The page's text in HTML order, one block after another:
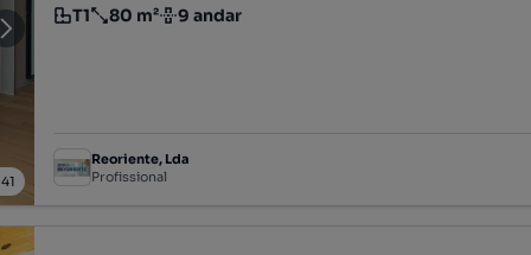
41
Tipologia
T1
Preço por metro quadrado
80 m²
Andar 9 andar
Reoriente, Lda
Profissional